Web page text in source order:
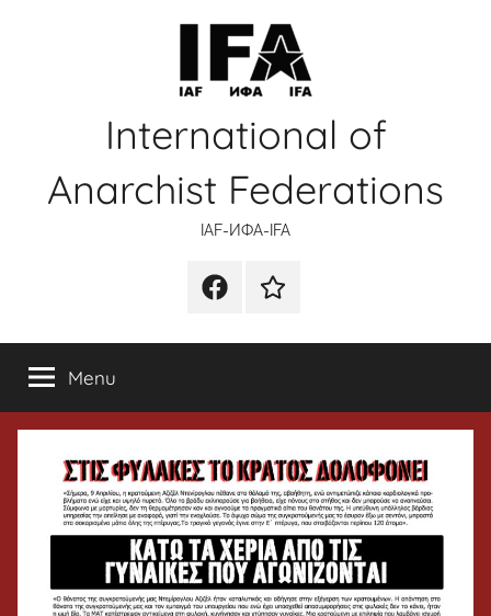
International of
Anarchist Federations
IAF-ИФA-IFA
FacebookWikipedia
Menu